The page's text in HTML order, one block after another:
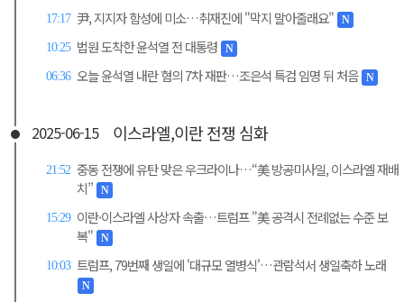
17:17 尹, 지지자 함성에 미소…취재진에 "막지 말아줄래요" N
10:25 법원 도착한 윤석열 전 대통령 N
06:36 오늘 윤석열 내란 혐의 7차 재판…조은석 특검 임명 뒤 처음 N
2025-06-15 이스라엘,이란 전쟁 심화
21:52 중동 전쟁에 유탄 맞은 우크라이나…“美 방공미사일, 이스라엘 재배
치”
N
15:29 이란·이스라엘 사상자 속출…트럼프 "美 공격시 전례없는 수준 보
복"
N
10:03 트럼프, 79번째 생일에 '대규모 열병식'…관람석서 생일축하 노래
N